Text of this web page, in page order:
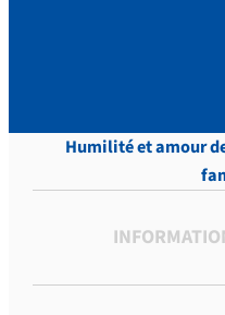
Humilité et amour